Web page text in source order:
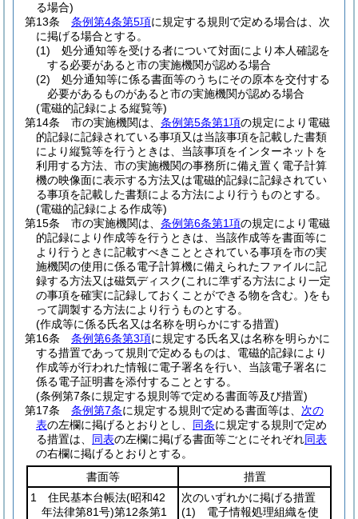
る場合)
第13条
条例第4条第5項に規定する規則で定める場合は、次
に掲げる場合とする。
(1)
処分通知等を受ける者について対面により本人確認を
する必要があると市の実施機関が認める場合
(2)
処分通知等に係る書面等のうちにその原本を交付する
必要があるものがあると市の実施機関が認める場合
(電磁的記録による縦覧等)
第14条
市の実施機関は、 条例第5条第1項の規定により電磁
的記録に記録されている事項又は当該事項を記載した書類
により縦覧等を行うときは、当該事項をインターネットを
利用する方法、市の実施機関の事務所に備え置く電子計算
機の映像面に表示する方法又は電磁的記録に記録されてい
る事項を記載した書類による方法により行うものとする。
(電磁的記録による作成等)
第15条
市の実施機関は、 条例第6条第1項の規定により電磁
的記録により作成等を行うときは、当該作成等を書面等に
より行うときに記載すべきこととされている事項を市の実
施機関の使用に係る電子計算機に備えられたファイルに記
録する方法又は磁気ディスク(これに準ずる方法により一定
の事項を確実に記録しておくことができる物を含む。)をも
って調製する方法により行うものとする。
(作成等に係る氏名又は名称を明らかにする措置)
第16条
条例第6条第3項に規定する氏名又は名称を明らかに
する措置であって規則で定めるものは、電磁的記録により
作成等が行われた情報に電子署名を行い、当該電子署名に
係る電子証明書を添付することとする。
(条例第7条に規定する規則等で定める書面等及び措置)
第17条
条例第7条に規定する規則で定める書面等は、 次の
表の左欄に掲げるとおりとし、 同条に規定する規則で定め
る措置は、 同表の左欄に掲げる書面等ごとにそれぞれ同表
の右欄に掲げるとおりとする。
書面等
措置
1 住民基本台帳法(昭和42
年法律第81号)第12条第1
次のいずれかに掲げる措置
(1) 電子情報処理組織を使